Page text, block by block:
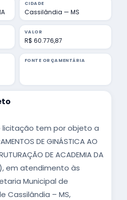
CIDADE
Cassilândia — MS
VALOR
R$ 60.776,87
FONTE ORÇAMENTÁRIA
licitação tem por objeto a
DE GINÁSTICA AO
DE ACADEMIA DA
em atendimento às
Municipal de
Cassilândia – MS,